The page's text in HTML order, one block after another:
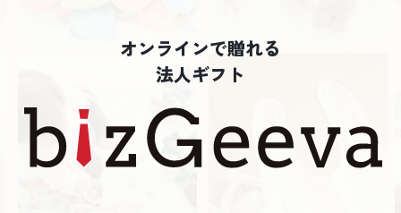
オンラインで贈れる
法人ギフト